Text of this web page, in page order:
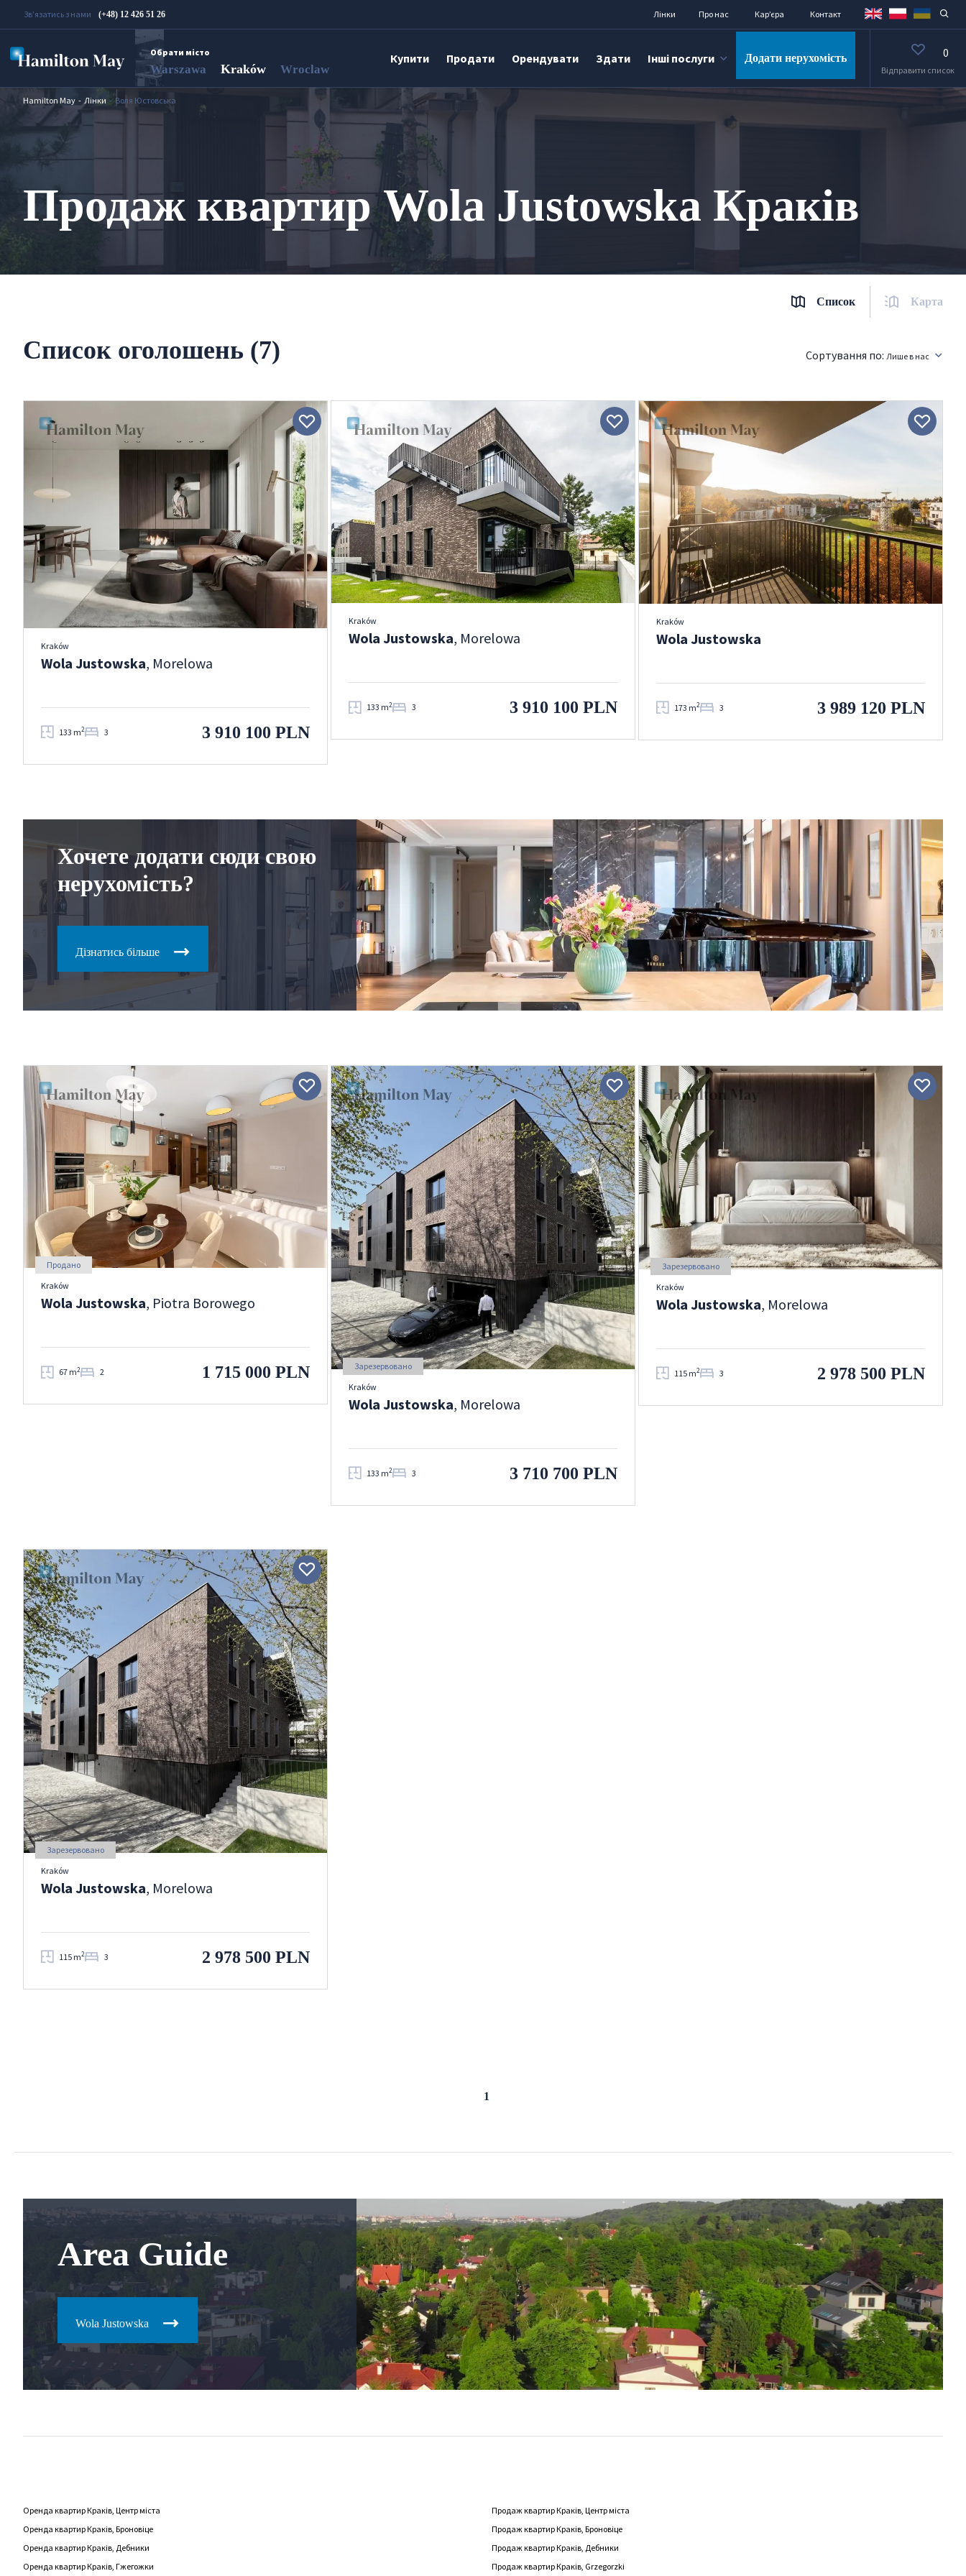
Зв’язатись з нами (+48) 12 426 51 26 Лінки Про нас Кар’єра Контакт
Обрати місто
Warszawa Kraków Wroclaw
Купити Продати Орендувати Здати Інші послуги Додати нерухомість 0
Відправити список
Hamilton May Лінки Воля Юстовська
Продаж квартир Wola Justowska Краків
Список Карта
Список оголошень (7) Сортування по: Лише в нас
Kraków
Wola Justowska, Morelowa
133 m2 3 3 910 100 PLN
Kraków
Wola Justowska, Morelowa
133 m2 3 3 910 100 PLN
Kraków
Wola Justowska
173 m2 3 3 989 120 PLN
Хочете додати сюди свою
нерухомість?
Дізнатись більше
Продано
Kraków
Wola Justowska, Piotra Borowego
67 m2 2 1 715 000 PLN
Зарезервовано
Kraków
Wola Justowska, Morelowa
133 m2 3 3 710 700 PLN
Зарезервовано
Kraków
Wola Justowska, Morelowa
115 m2 3 2 978 500 PLN
Зарезервовано
Kraków
Wola Justowska, Morelowa
115 m2 3 2 978 500 PLN
1
Area Guide
Wola Justowska
Оренда квартир Краків, Центр міста
Оренда квартир Краків, Броновіце
Оренда квартир Краків, Дебники
Оренда квартир Краків, Гжегожки
Продаж квартир Краків, Центр міста
Продаж квартир Краків, Броновіце
Продаж квартир Краків, Дебники
Продаж квартир Краків, Grzegorzki